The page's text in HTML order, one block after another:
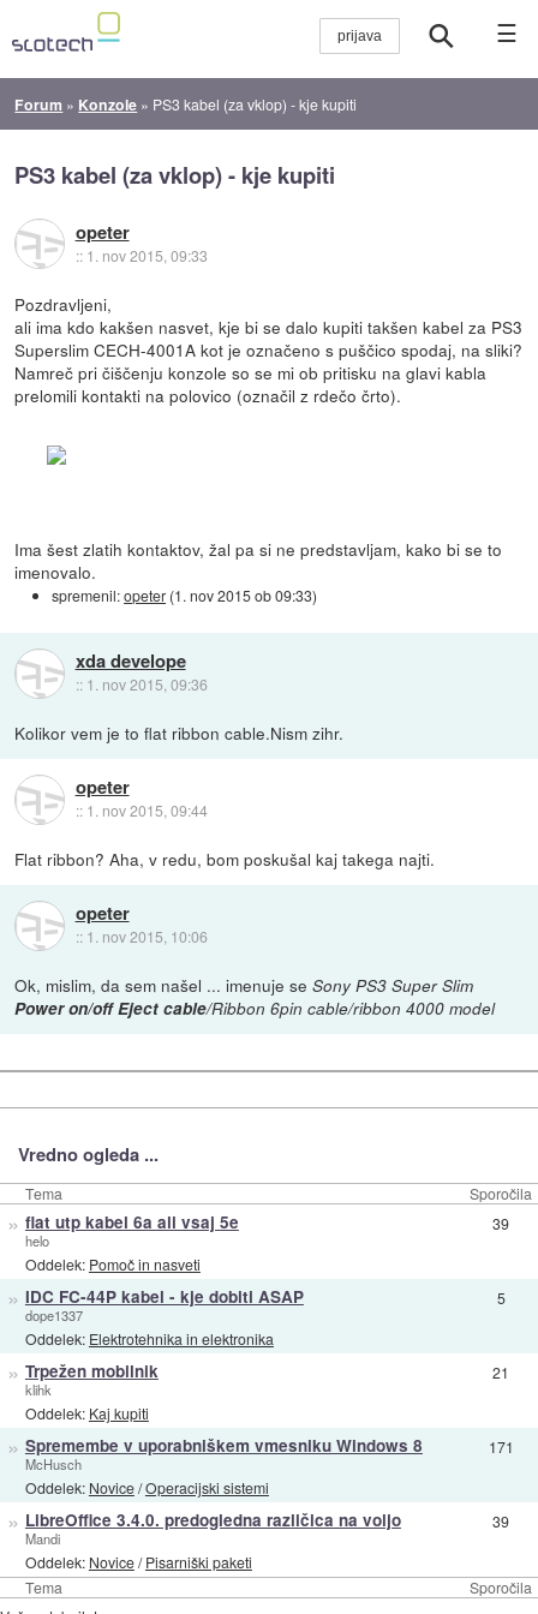
☰
Forum » Konzole » PS3 kabel (za vklop) - kje kupiti
PS3 kabel (za vklop) - kje kupiti
opeter
:: 1. nov 2015, 09:33
Pozdravljeni,
ali ima kdo kakšen nasvet, kje bi se dalo kupiti takšen kabel za PS3
Superslim CECH-4001A kot je označeno s puščico spodaj, na sliki?
Namreč pri čiščenju konzole so se mi ob pritisku na glavi kabla
prelomili kontakti na polovico (označil z rdečo črto).
Ima šest zlatih kontaktov, žal pa si ne predstavljam, kako bi se to
imenovalo.
spremenil:opeter (1. nov 2015 ob 09:33)
xda develope
:: 1. nov 2015, 09:36
Kolikor vem je to flat ribbon cable.Nism zihr.
opeter
:: 1. nov 2015, 09:44
Flat ribbon? Aha, v redu, bom poskušal kaj takega najti.
opeter
:: 1. nov 2015, 10:06
Ok, mislim, da sem našel ... imenuje seSony PS3 Super Slim
Power on/off Eject cable/Ribbon 6pin cable/ribbon 4000 model
Vredno ogleda ...
Tema Sporočila
Tema Sporočila
» flat utp kabel 6a ali vsaj 5e
helo
Oddelek: Pomoč in nasveti
39
» IDC FC-44P kabel - kje dobiti ASAP
dope1337
Oddelek: Elektrotehnika in elektronika
5
» Trpežen mobilnik
klihk
Oddelek: Kaj kupiti
21
» Spremembe v uporabniškem vmesniku Windows 8
McHusch
Oddelek: Novice/Operacijski sistemi
171
» LibreOffice 3.4.0. predogledna različica na voljo
Mandi
Oddelek: Novice/Pisarniški paketi
39